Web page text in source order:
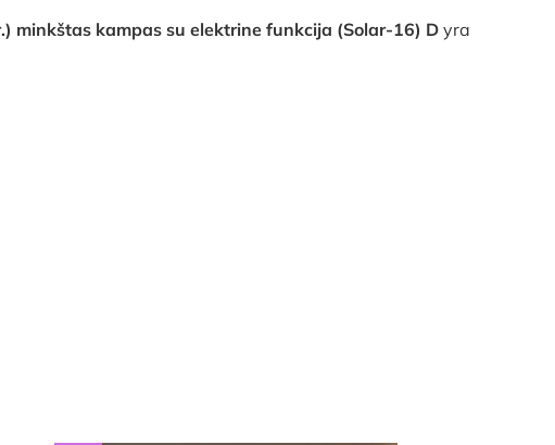
minkštas kampas su elektrine funkcija (Solar-16) Dyra